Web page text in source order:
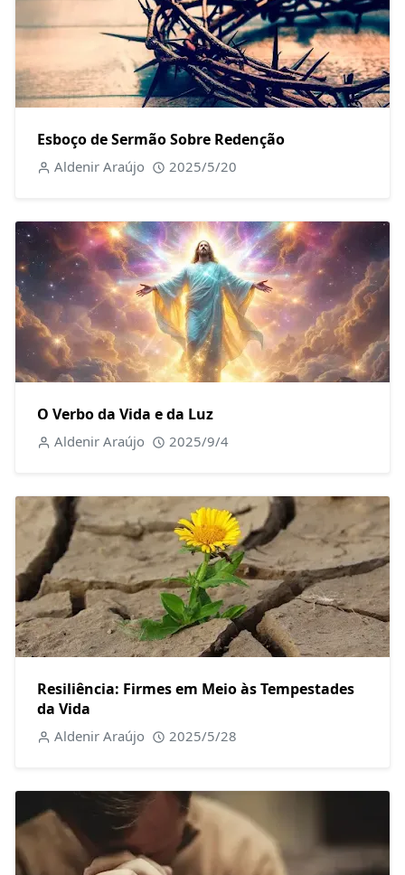
Esboço de Sermão Sobre Redenção
Aldenir Araújo 2025/5/20
O Verbo da Vida e da Luz
Aldenir Araújo 2025/9/4
Resiliência: Firmes em Meio às Tempestades
da Vida
Aldenir Araújo 2025/5/28